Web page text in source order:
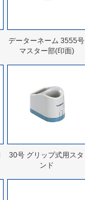
データーネーム 3555号
マスター部(印面)
30号 グリップ式用スタ
ンド